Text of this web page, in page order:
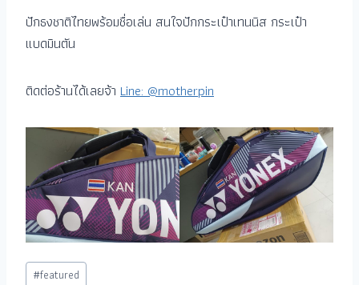
ปักธงชาติไทยพร้อมชื่อเล่น สนใจปักกระเป๋าเทนนิส กระเป๋า
แบดมินตัน
ติดต่อร้านได้เลยจ้า Line: @motherpin
#featured